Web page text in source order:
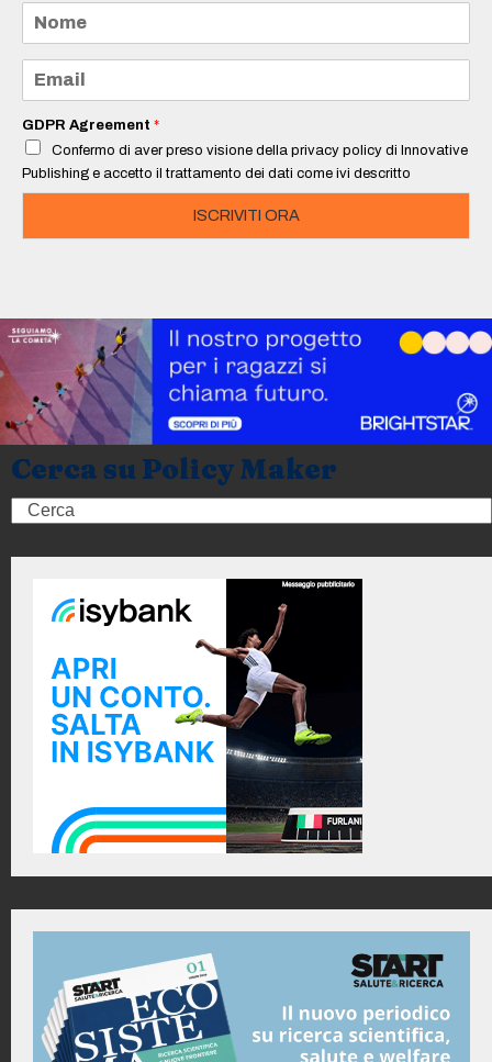
m
e
a
i
*
GDPR Agreement *
Confermo di aver preso visione della privacy policy di Innovative
Publishing e accetto il trattamento dei dati come ivi descritto
ISCRIVITI ORA
Cerca su Policy Maker
Search